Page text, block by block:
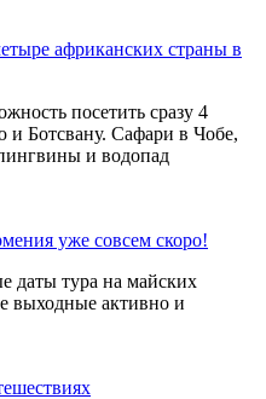
африканских страны в
посетить сразу 4
Ботсвану. Сафари в Чобе,
и водопад
уже совсем скоро!
даты тура на майских
выходные активно и